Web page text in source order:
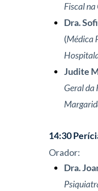
Fiscal na
Dra.
(Médica
Judite
Geral da
14:30
Orador:
Dra.